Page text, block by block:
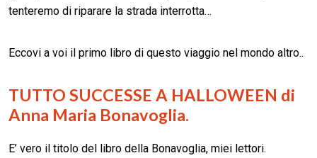
tenteremo di riparare la strada interrotta…
Eccovi a voi il primo libro di questo viaggio nel mondo altro..
TUTTO SUCCESSE A HALLOWEEN di
Anna Maria Bonavoglia.
E’ vero il titolo del libro della Bonavoglia, miei lettori.